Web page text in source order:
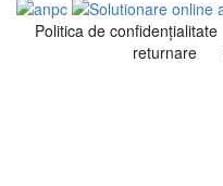
Politica de confidenţialitate
returnare